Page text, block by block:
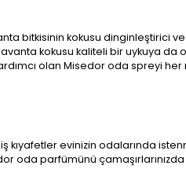
bitkisinin kokusu dinginleştirici ve
kokusu kaliteli bir uykuya
olan Misedor oda spreyi her
evinizin odalarında
oda parfümünü